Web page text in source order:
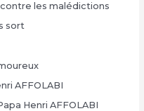
les malédictions
sort
AFFOLABI
Henri AFFOLABI